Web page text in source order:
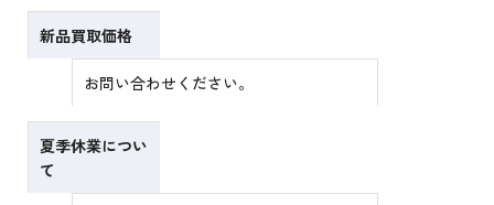
新品買取価格
お問い合わせください。
夏季休業につい
て